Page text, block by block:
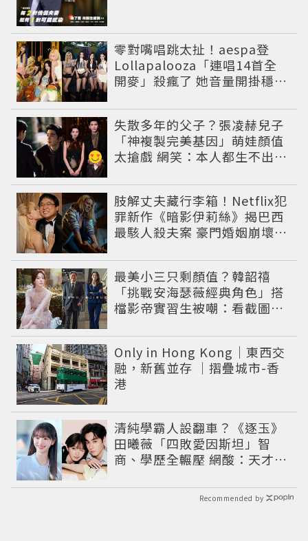
零對嘴唱跳太扯！aespa登
Lollapalooza「連唱14首全
開麥」殺瘋了 她音量開掛穩到
失散多年的父子？張凌赫兒子
「神複製完美基因」萌娃顏值
太搶戲 網笑：本人都生不出這
肢解丈夫藏行李箱！Netflix犯
罪新作《暗影伊莉絲》揭巴西
最駭人殺夫案 豪門婚姻崩壞釀
最美小三只剩顏值？韓韶禧
「挑戰安海瑟薇經典角色」搭
檔影帝實習生被嘲：看截圖就
Only in Hong Kong｜東西交
融，新舊並存 ｜摺疊城市-香
港
清純學霸人設翻車？《逐玉》
田曦薇「四敗愛因斯坦」智
商、學歷全輾壓 網酸：天才全
Recommended by